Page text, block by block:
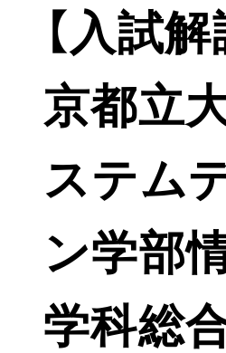
【入試
京都立
ステム
ン学部
学科総